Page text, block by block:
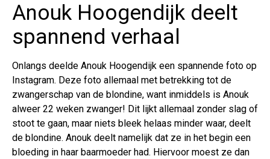
Anouk Hoogendijk deelt
spannend verhaal
Onlangs deelde Anouk Hoogendijk een spannende foto op
Instagram. Deze foto allemaal met betrekking tot de
zwangerschap van de blondine, want inmiddels is Anouk
alweer 22 weken zwanger! Dit lijkt allemaal zonder slag of
stoot te gaan, maar niets bleek helaas minder waar, deelt
de blondine. Anouk deelt namelijk dat ze in het begin een
bloeding in haar baarmoeder had. Hiervoor moest ze dan